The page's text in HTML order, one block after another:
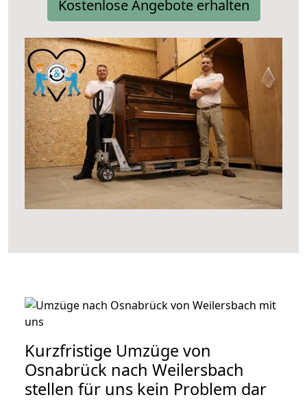
Kostenlose Angebote erhalten
Kurzfristige Umzüge von
Osnabrück nach Weilersbach
stellen für uns kein Problem dar